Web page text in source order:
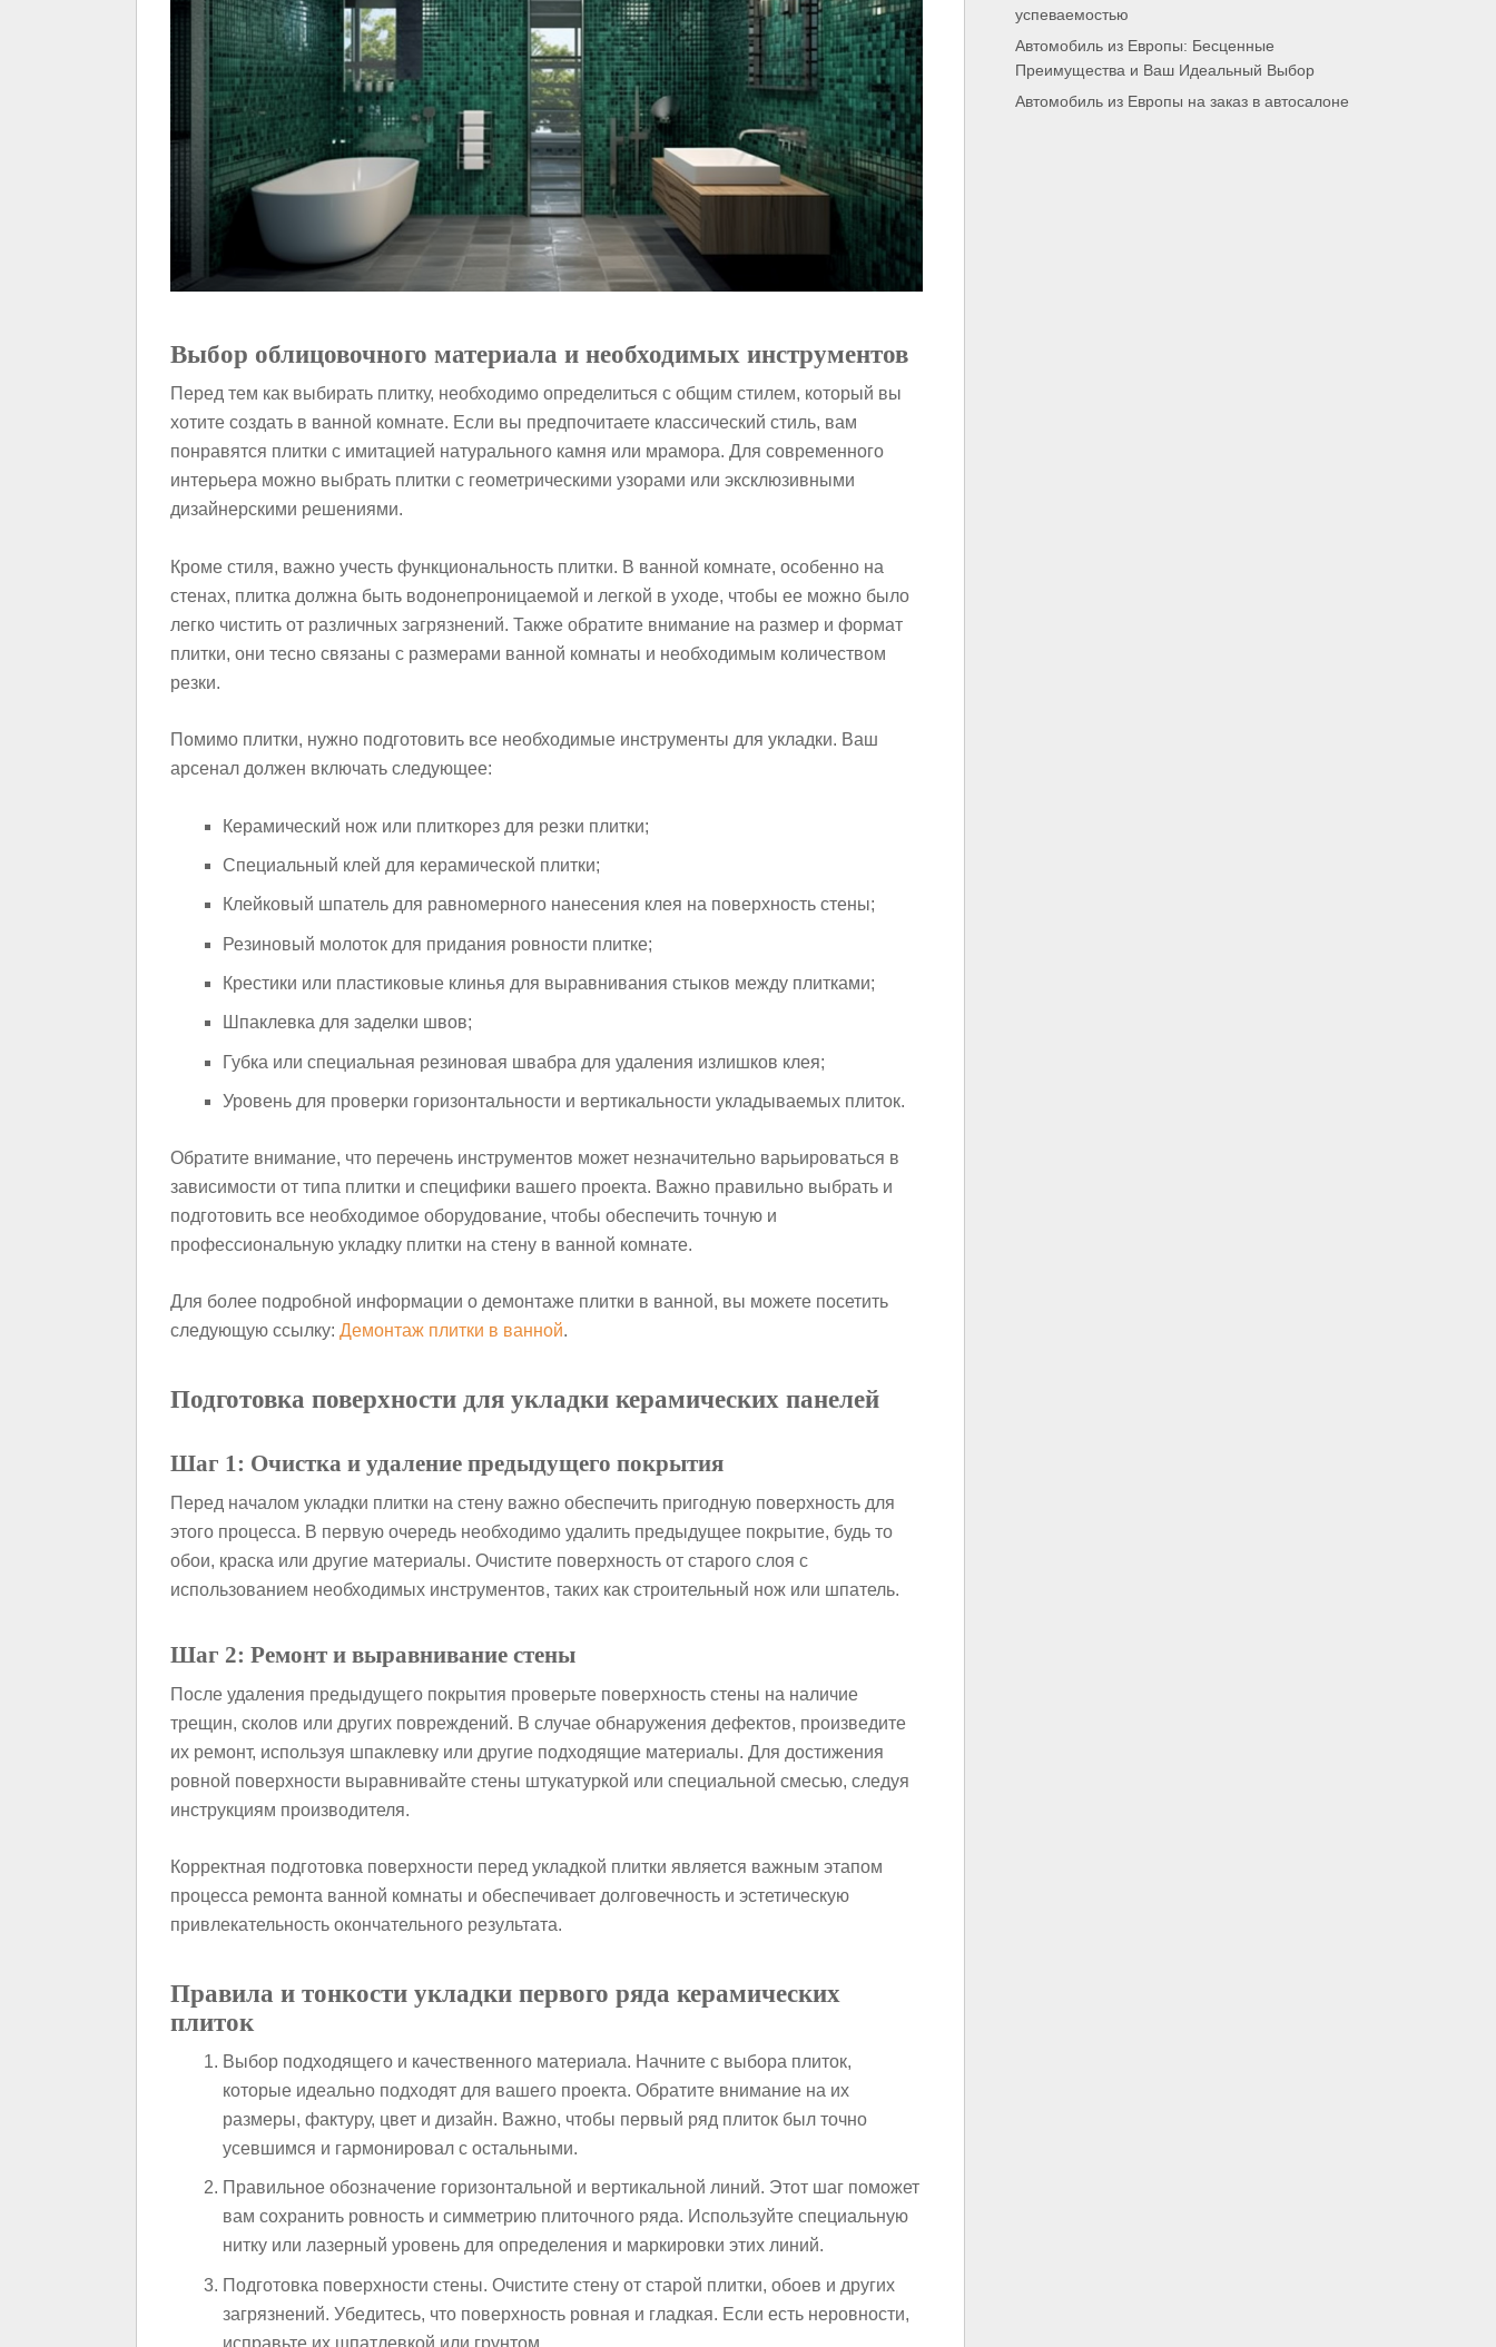
Выбор облицовочного материала и необходимых инструментов
Перед тем как выбирать плитку, необходимо определиться с общим стилем, который вы
хотите создать в ванной комнате. Если вы предпочитаете классический стиль, вам
понравятся плитки с имитацией натурального камня или мрамора. Для современного
интерьера можно выбрать плитки с геометрическими узорами или эксклюзивными
дизайнерскими решениями.
Кроме стиля, важно учесть функциональность плитки. В ванной комнате, особенно на
стенах, плитка должна быть водонепроницаемой и легкой в уходе, чтобы ее можно было
легко чистить от различных загрязнений. Также обратите внимание на размер и формат
плитки, они тесно связаны с размерами ванной комнаты и необходимым количеством
резки.
Помимо плитки, нужно подготовить все необходимые инструменты для укладки. Ваш
арсенал должен включать следующее:
Керамический нож или плиткорез для резки плитки;
Специальный клей для керамической плитки;
Клейковый шпатель для равномерного нанесения клея на поверхность стены;
Резиновый молоток для придания ровности плитке;
Крестики или пластиковые клинья для выравнивания стыков между плитками;
Шпаклевка для заделки швов;
Губка или специальная резиновая швабра для удаления излишков клея;
Уровень для проверки горизонтальности и вертикальности укладываемых плиток.
Обратите внимание, что перечень инструментов может незначительно варьироваться в
зависимости от типа плитки и специфики вашего проекта. Важно правильно выбрать и
подготовить все необходимое оборудование, чтобы обеспечить точную и
профессиональную укладку плитки на стену в ванной комнате.
Для более подробной информации о демонтаже плитки в ванной, вы можете посетить
следующую ссылку: Демонтаж плитки в ванной.
Подготовка поверхности для укладки керамических панелей
Шаг 1: Очистка и удаление предыдущего покрытия
Перед началом укладки плитки на стену важно обеспечить пригодную поверхность для
этого процесса. В первую очередь необходимо удалить предыдущее покрытие, будь то
обои, краска или другие материалы. Очистите поверхность от старого слоя с
использованием необходимых инструментов, таких как строительный нож или шпатель.
Шаг 2: Ремонт и выравнивание стены
После удаления предыдущего покрытия проверьте поверхность стены на наличие
трещин, сколов или других повреждений. В случае обнаружения дефектов, произведите
их ремонт, используя шпаклевку или другие подходящие материалы. Для достижения
ровной поверхности выравнивайте стены штукатуркой или специальной смесью, следуя
инструкциям производителя.
Корректная подготовка поверхности перед укладкой плитки является важным этапом
процесса ремонта ванной комнаты и обеспечивает долговечность и эстетическую
привлекательность окончательного результата.
Правила и тонкости укладки первого ряда керамических
плиток
Выбор подходящего и качественного материала. Начните с выбора плиток,
которые идеально подходят для вашего проекта. Обратите внимание на их
размеры, фактуру, цвет и дизайн. Важно, чтобы первый ряд плиток был точно
усевшимся и гармонировал с остальными.
Правильное обозначение горизонтальной и вертикальной линий. Этот шаг поможет
вам сохранить ровность и симметрию плиточного ряда. Используйте специальную
нитку или лазерный уровень для определения и маркировки этих линий.
Подготовка поверхности стены. Очистите стену от старой плитки, обоев и других
загрязнений. Убедитесь, что поверхность ровная и гладкая. Если есть неровности,
исправьте их шпатлевкой или грунтом.
успеваемостью
Автомобиль из Европы: Бесценные
Преимущества и Ваш Идеальный Выбор
Автомобиль из Европы на заказ в автосалоне